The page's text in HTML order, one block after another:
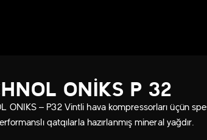
ONIKS P 32
ONIKS – P32 Vintli hava kompressorları üçün
qatqılarla hazırlanmış mineral yağdır.